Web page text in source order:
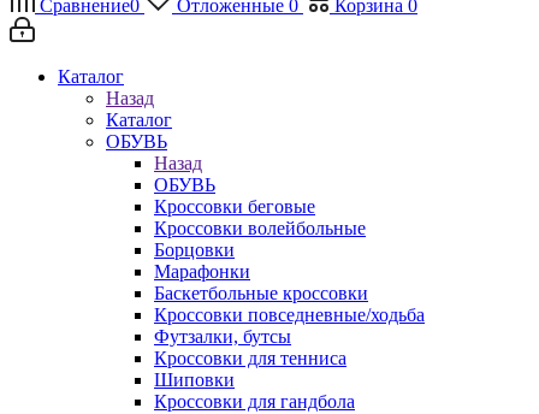
Сравнение0 Отложенные 0 Корзина 0
Каталог
Назад
Каталог
ОБУВЬ
Назад
ОБУВЬ
Кроссовки беговые
Кроссовки волейбольные
Борцовки
Марафонки
Баскетбольные кроссовки
Кроссовки повседневные/ходьба
Футзалки, бутсы
Кроссовки для тенниса
Шиповки
Кроссовки для гандбола